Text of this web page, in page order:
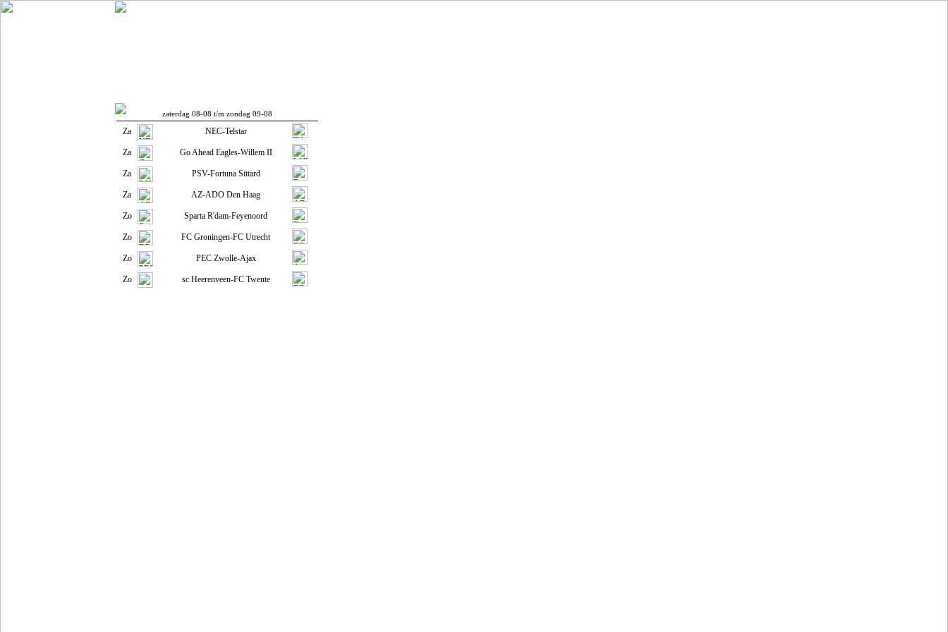
zaterdag 08-08 t/m zondag 09-08
Za NEC-Telstar
Za Go Ahead Eagles-Willem II
Za PSV-Fortuna Sittard
Za AZ-ADO Den Haag
Zo Sparta R'dam-Feyenoord
Zo FC Groningen-FC Utrecht
Zo PEC Zwolle-Ajax
Zo sc Heerenveen-FC Twente